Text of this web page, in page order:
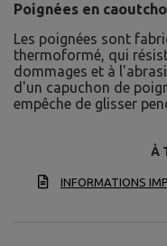
Poignées en
Les poignées sont
thermoformé, qui
dommages et à
d'un capuchon de
empêche de glisser
À
INFORMATIONS